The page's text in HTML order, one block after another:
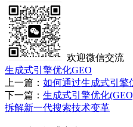
欢迎微信交流
生成式引擎优化GEO
上一篇： 如何通过生成式引擎
下一篇： 生成式引擎优化
拆解新一代搜索技术变革